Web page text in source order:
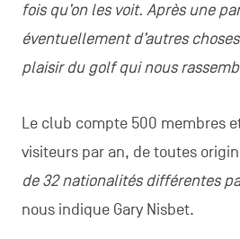
fois qu’on les voit. Après une
éventuellement d’autres
plaisir du golf qui nous
Le club compte 500 membres
visiteurs par an, de toutes
de 32 nationalités différentes
nous indique Gary Nisbet.